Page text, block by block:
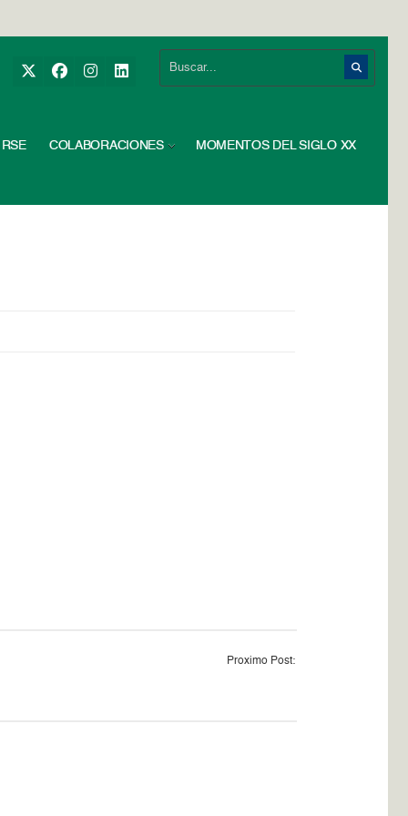
RSE COLABORACIONES MOMENTOS DEL SIGLO XX
Proximo Post: